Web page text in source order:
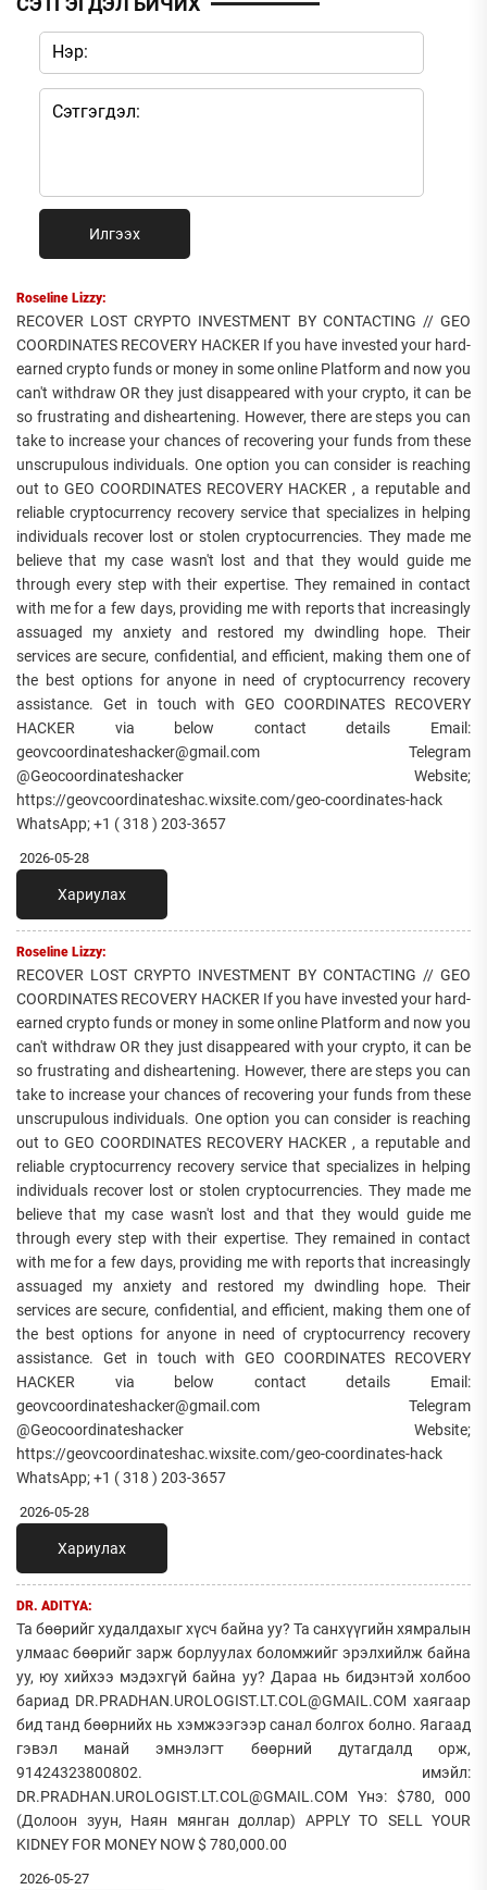
Илгээх
Roseline Lizzy:
RECOVER LOST CRYPTO INVESTMENT BY CONTACTING // GEO
COORDINATES RECOVERY HACKER If you have invested your hard-
earned crypto funds or money in some online Platform and now you
can't withdraw OR they just disappeared with your crypto, it can be
so frustrating and disheartening. However, there are steps you can
take to increase your chances of recovering your funds from these
unscrupulous individuals. One option you can consider is reaching
out to GEO COORDINATES RECOVERY HACKER , a reputable and
reliable cryptocurrency recovery service that specializes in helping
individuals recover lost or stolen cryptocurrencies. They made me
believe that my case wasn't lost and that they would guide me
through every step with their expertise. They remained in contact
with me for a few days, providing me with reports that increasingly
assuaged my anxiety and restored my dwindling hope. Their
services are secure, confidential, and efficient, making them one of
the best options for anyone in need of cryptocurrency recovery
assistance. Get in touch with GEO COORDINATES RECOVERY
HACKER via below contact details Email:
geovcoordinateshacker@gmail.com Telegram
@Geocoordinateshacker Website;
https://geovcoordinateshac.wixsite.com/geo-coordinates-hack
WhatsApp; +1 ( 318 ) 203-3657
2026-05-28
Хариулах
Roseline Lizzy:
RECOVER LOST CRYPTO INVESTMENT BY CONTACTING // GEO
COORDINATES RECOVERY HACKER If you have invested your hard-
earned crypto funds or money in some online Platform and now you
can't withdraw OR they just disappeared with your crypto, it can be
so frustrating and disheartening. However, there are steps you can
take to increase your chances of recovering your funds from these
unscrupulous individuals. One option you can consider is reaching
out to GEO COORDINATES RECOVERY HACKER , a reputable and
reliable cryptocurrency recovery service that specializes in helping
individuals recover lost or stolen cryptocurrencies. They made me
believe that my case wasn't lost and that they would guide me
through every step with their expertise. They remained in contact
with me for a few days, providing me with reports that increasingly
assuaged my anxiety and restored my dwindling hope. Their
services are secure, confidential, and efficient, making them one of
the best options for anyone in need of cryptocurrency recovery
assistance. Get in touch with GEO COORDINATES RECOVERY
HACKER via below contact details Email:
geovcoordinateshacker@gmail.com Telegram
@Geocoordinateshacker Website;
https://geovcoordinateshac.wixsite.com/geo-coordinates-hack
WhatsApp; +1 ( 318 ) 203-3657
2026-05-28
Хариулах
DR. ADITYA:
Та бөөрийг худалдахыг хүсч байна уу? Та санхүүгийн хямралын
улмаас бөөрийг зарж борлуулах боломжийг эрэлхийлж байна
уу, юу хийхээ мэдэхгүй байна уу? Дараа нь бидэнтэй холбоо
бариад DR.PRADHAN.UROLOGIST.LT.COL@GMAIL.COM хаягаар
бид танд бөөрнийх нь хэмжээгээр санал болгох болно. Яагаад
гэвэл манай эмнэлэгт бөөрний дутагдалд орж,
91424323800802. имэйл:
DR.PRADHAN.UROLOGIST.LT.COL@GMAIL.COM Yнэ: $780, 000
(Долоон зуун, Наян мянган доллар) APPLY TO SELL YOUR
KIDNEY FOR MONEY NOW $ 780,000.00
2026-05-27